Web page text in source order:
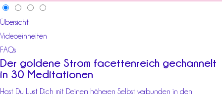
Übersicht
Videoeinheiten
FAQs
Der goldene Strom facettenreich gechannelt
in 30 Meditationen
Hast Du Lust Dich mit Deinem höheren Selbst verbunden in den